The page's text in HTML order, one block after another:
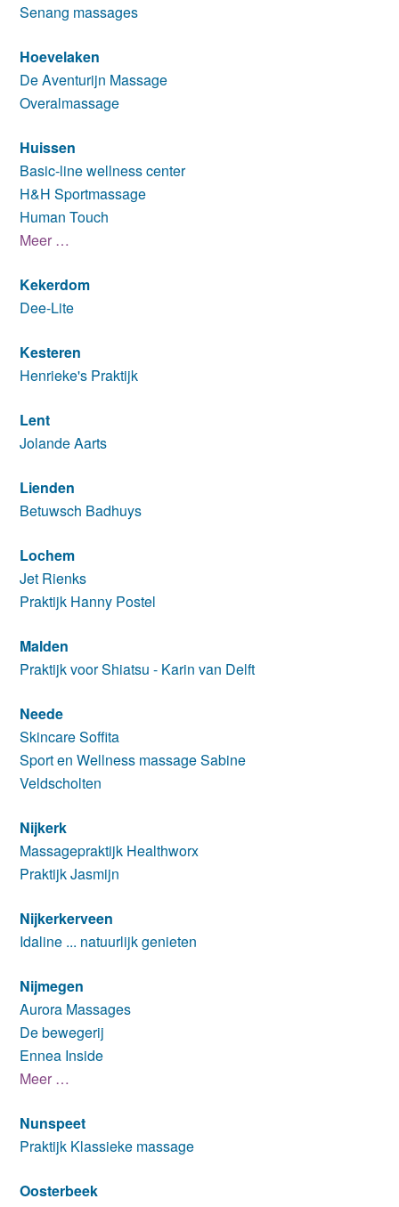
Senang massages
Hoevelaken
De Aventurijn Massage
Overalmassage
Huissen
Basic-line wellness center
H&H Sportmassage
Human Touch
Meer …
Kekerdom
Dee-Lite
Kesteren
Henrieke's Praktijk
Lent
Jolande Aarts
Lienden
Betuwsch Badhuys
Lochem
Jet Rienks
Praktijk Hanny Postel
Malden
Praktijk voor Shiatsu - Karin van Delft
Neede
Skincare Soffita
Sport en Wellness massage Sabine
Veldscholten
Nijkerk
Massagepraktijk Healthworx
Praktijk Jasmijn
Nijkerkerveen
Idaline ... natuurlijk genieten
Nijmegen
Aurora Massages
De bewegerij
Ennea Inside
Meer …
Nunspeet
Praktijk Klassieke massage
Oosterbeek